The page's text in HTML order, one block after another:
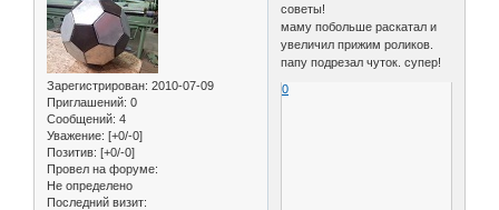
Зарегистрирован: 2010-07-09
Приглашений: 0
Сообщений: 4
Уважение: [+0/-0]
Позитив: [+0/-0]
Провел на форуме:
Не определено
Последний визит:
советы!
маму побольше раскатал и
увеличил прижим роликов.
папу подрезал чуток. супер!
0